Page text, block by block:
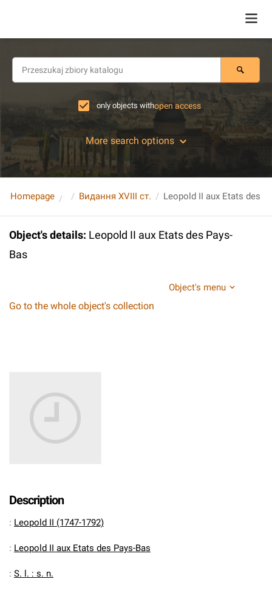
only objects withopen access
More search options
Homepage Видання XVIII ст. Leopold II aux Etats des
Object's details: Leopold II aux Etats des Pays-
Bas
Object's menu
Go to the whole object's collection
Description
: Leopold II (1747-1792)
: Leopold II aux Etats des Pays-Bas
: S. l. : s. n.